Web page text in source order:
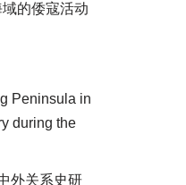
的倭寇活动
Peninsula in
during the
外关系史研